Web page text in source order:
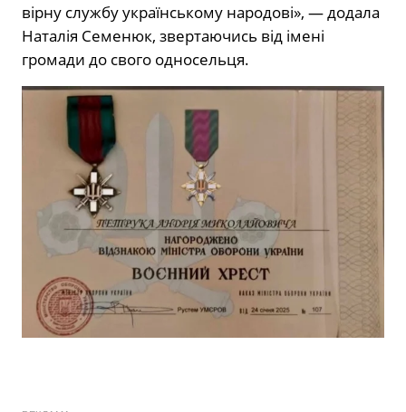
вірну службу українському народові», — додала
Наталія Семенюк, звертаючись від імені
громади до свого односельця.